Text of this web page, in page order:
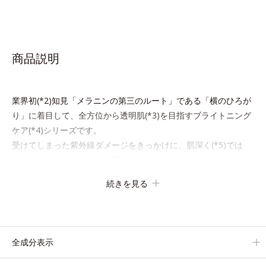
商品説明
業界初(*2)知見「メラニンの第三のルート」である「横のひろが
り」に着目して、全方位から透明肌(*3)を目指すブライトニング
ケア(*4)シリーズです。
受けてしまった紫外線ダメージをきっかけに、肌深く(*5)では
を引き起こしていることがわかりました。
たオルビス独自成分の「ブライトVCコンプレックス(*8)」が、透
続きを見る
全成分表示